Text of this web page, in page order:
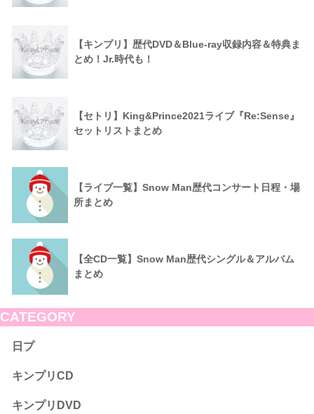
【キンプリ】歴代DVD＆Blue-ray収録内容＆特典ま
とめ！Jr.時代も！
【セトリ】King&Prince2021ライブ『Re:Sense』
セットリストまとめ
【ライブ一覧】Snow Man歴代コンサート日程・場
所まとめ
【全CD一覧】Snow Man歴代シングル＆アルバム
まとめ
CATEGORY
日プ
キンプリCD
キンプリDVD